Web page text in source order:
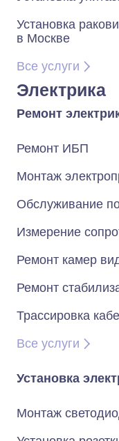
Установка
в Москве
Все услуги
Электрика
Ремонт
Ремонт ИБП
Монтаж
Обслуживание
Измерение
Ремонт камер
Ремонт
Трассировка
Все услуги
Установка
Монтаж